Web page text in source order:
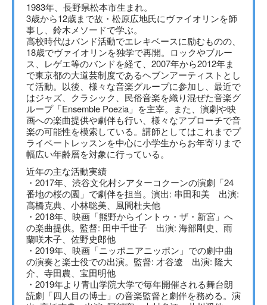
1983年、長野県松本市生まれ。
3歳から12歳まで故・松原広地氏にヴァイオリンを師
事し、鈴木メソードで学ぶ。
高校時代はバンド活動でエレキベースに励むものの、
18歳でヴァイオリンを独学で再開。ロックやブルー
ス、レゲエ等のバンドを経て、2007年から2012年ま
で東京都の大道芸制度であるヘブンアーティストとし
て活動。以後、様々な音楽グループに参加し、最近で
はジャズ、クラシック、民俗音楽を織り混ぜた音楽グ
ループ「Ensemble Poezia」を主宰。また、演劇や映
画への楽曲提供や劇伴も行い、様々なアプローチで音
楽の可能性を模索している。講師としてはこれまでプ
ライベートレッスンを中心に小学生からお年寄りまで
幅広い年齢層を対象に行っている。
近年の主な活動実績
・2017年、渋谷文化村シアターコクーンの演劇「24
番地の桜の園」で劇伴を担当。演出: 串田和美 出演:
高橋克典、小林聡美、風間杜夫他
・2018年、映画「熊野からイントゥ・ザ・新宮」へ
の楽曲提供。監督: 田中千世子 出演: 海部剛史、雨
蘭咲木子、佐野史郎他
・2019年、映画「ニッポニアニッポン」での劇中曲
の演奏と楽士役での出演。監督: 才谷遼 出演: 隆大
介、寺田農、宝田明他
・2019年より青山学院大学で毎年開催される舞台朗
読劇「四人目の博士」の音楽監督と劇伴を務める。演